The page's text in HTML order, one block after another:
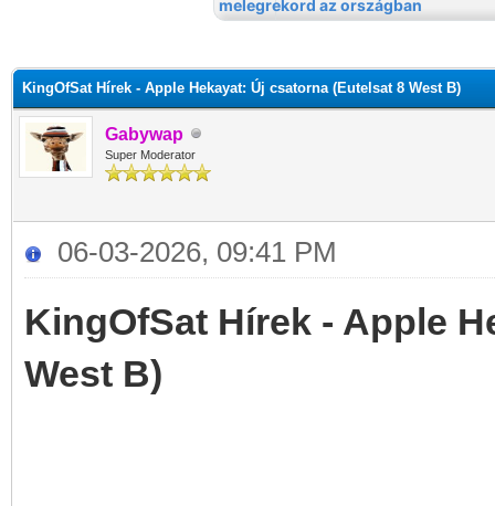
KingOfSat Hírek - Apple Hekayat: Új csatorna (Eutelsat 8 West B)
Gabywap
Super Moderator
06-03-2026, 09:41 PM
KingOfSat Hírek - Apple
West B)